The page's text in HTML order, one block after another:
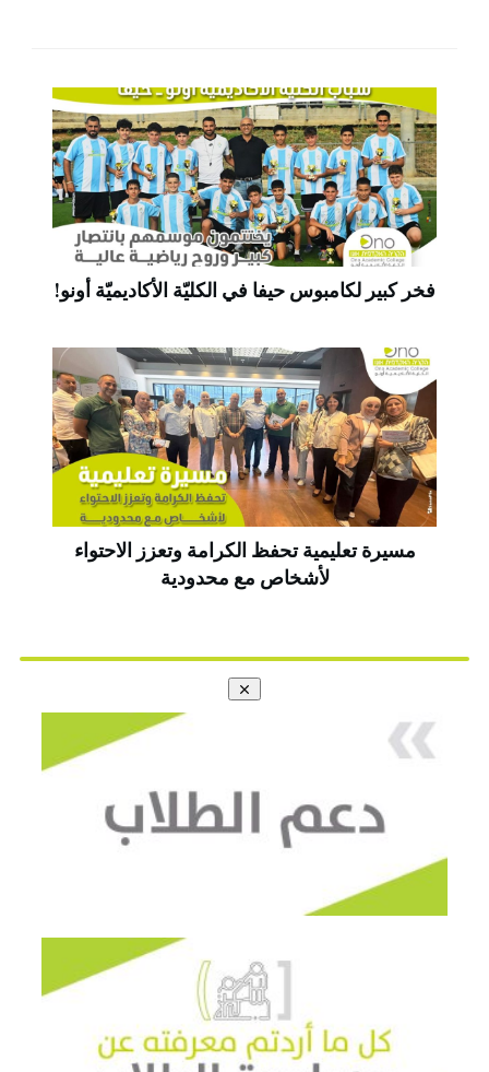
فخر كبير لكامبوس حيفا في الكليّة الأكاديميّة أونو!
مسيرة تعليمية تحفظ الكرامة وتعزز الاحتواء
لأشخاص مع محدودية